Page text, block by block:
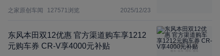
之家原创车闻 127571浏览 2025/12/23
东风本田双12优惠 官方渠道购车享1212
元购车券 CR-V享4000元补贴